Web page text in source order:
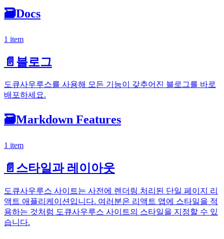
🗃️Docs
1 item
📄️ 블로그
도큐사우루스를 사용해 모든 기능이 갖추어진 블로그를 바로
배포하세요.
🗃️Markdown Features
1 item
📄️ 스타일과 레이아웃
도큐사우루스 사이트는 사전에 렌더링 처리된 단일 페이지 리
액트 애플리케이션입니다. 여러분은 리액트 앱에 스타일을 적
용하는 것처럼 도큐사우루스 사이트의 스타일을 지정할 수 있
습니다.